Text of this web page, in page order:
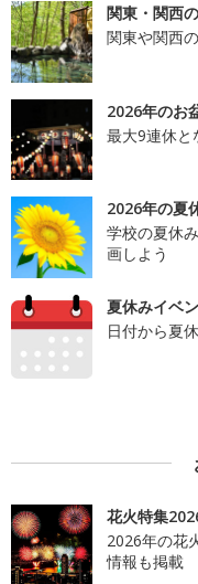
関東・関西
関東や関西
2026年のお
最大9連休と
2026年の夏
学校の夏休
画しよう
夏休みイベ
日付から夏
花火特集
2026年の花
情報も掲載